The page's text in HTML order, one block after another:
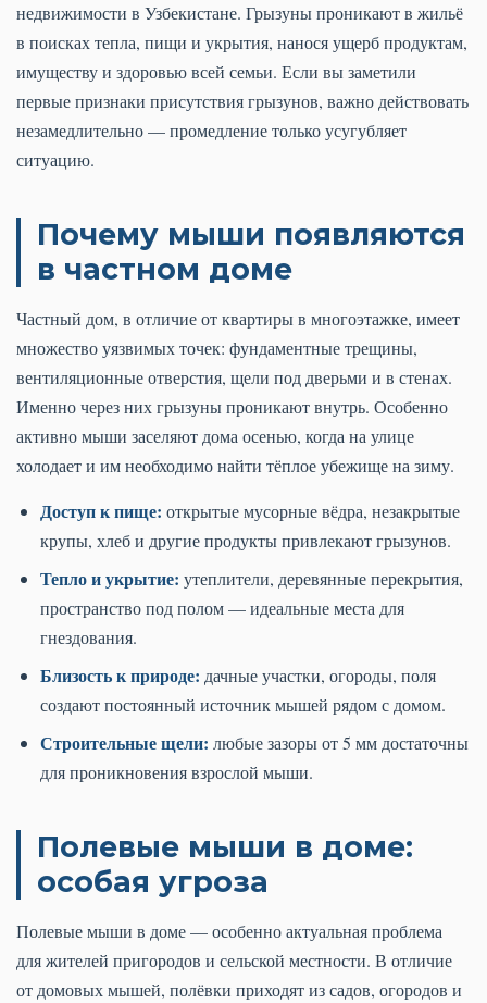
недвижимости в Узбекистане. Грызуны проникают в жильё
в поисках тепла, пищи и укрытия, нанося ущерб продуктам,
имуществу и здоровью всей семьи. Если вы заметили
первые признаки присутствия грызунов, важно действовать
незамедлительно — промедление только усугубляет
ситуацию.
Почему мыши появляются
в частном доме
Частный дом, в отличие от квартиры в многоэтажке, имеет
множество уязвимых точек: фундаментные трещины,
вентиляционные отверстия, щели под дверьми и в стенах.
Именно через них грызуны проникают внутрь. Особенно
активно мыши заселяют дома осенью, когда на улице
холодает и им необходимо найти тёплое убежище на зиму.
Доступ к пище: открытые мусорные вёдра, незакрытые
крупы, хлеб и другие продукты привлекают грызунов.
Тепло и укрытие: утеплители, деревянные перекрытия,
пространство под полом — идеальные места для
гнездования.
Близость к природе: дачные участки, огороды, поля
создают постоянный источник мышей рядом с домом.
Строительные щели: любые зазоры от 5 мм достаточны
для проникновения взрослой мыши.
Полевые мыши в доме:
особая угроза
Полевые мыши в доме — особенно актуальная проблема
для жителей пригородов и сельской местности. В отличие
от домовых мышей, полёвки приходят из садов, огородов и